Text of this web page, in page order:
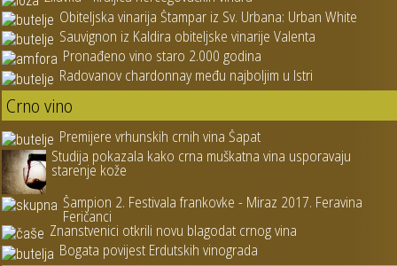
Obiteljska vinarija Štampar iz Sv. Urbana: Urban White
Sauvignon iz Kaldira obiteljske vinarije Valenta
Pronađeno vino staro 2.000 godina
Radovanov chardonnay među najboljim u Istri
Crno vino
Premijere vrhunskih crnih vina Šapat
Studija pokazala kako crna muškatna vina usporavaju
starenje kože
Šampion 2. Festivala frankovke - Miraz 2017. Feravina
Feričanci
Znanstvenici otkrili novu blagodat crnog vina
Bogata povijest Erdutskih vinograda